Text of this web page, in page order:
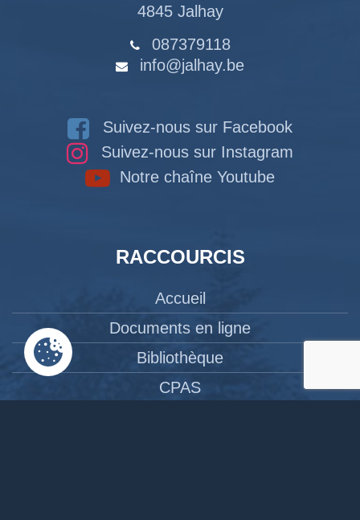
4845 Jalhay
087379118
info@jalhay.be
Suivez-nous sur Facebook
Suivez-nous sur Instagram
Notre chaîne Youtube
RACCOURCIS
Accueil
Documents en ligne
Bibliothèque
CPAS